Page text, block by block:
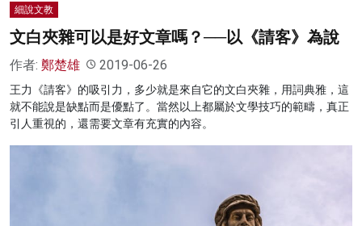
細說文教
文白夾雜可以是好文章嗎？──以《請客》為說
作者: 鄭楚雄 2019-06-26
王力《請客》的吸引力，多少就是來自它的文白夾雜，用詞典雅，這
就不能說是缺點而是優點了。當然以上都屬於文學技巧的範疇，真正
引人重視的，還需要文章有充實的內容。